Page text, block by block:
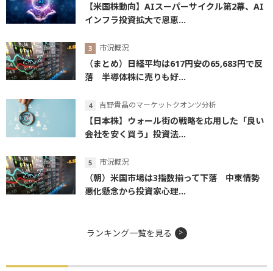
【米国株動向】AIスーパーサイクル第2幕、AI
インフラ投資拡大で恩恵...
市況概況
（まとめ）日経平均は617円安の65,683円で反
落 半導体株に売りも好...
吉野貴晶のマーケットクオンツ分析
【日本株】ウォール街の戦略を応用した「良い
会社を安く買う」投資法...
市況概況
（朝）米国市場は3指数揃って下落 中東情勢
悪化懸念から投資家心理...
ランキング一覧を見る